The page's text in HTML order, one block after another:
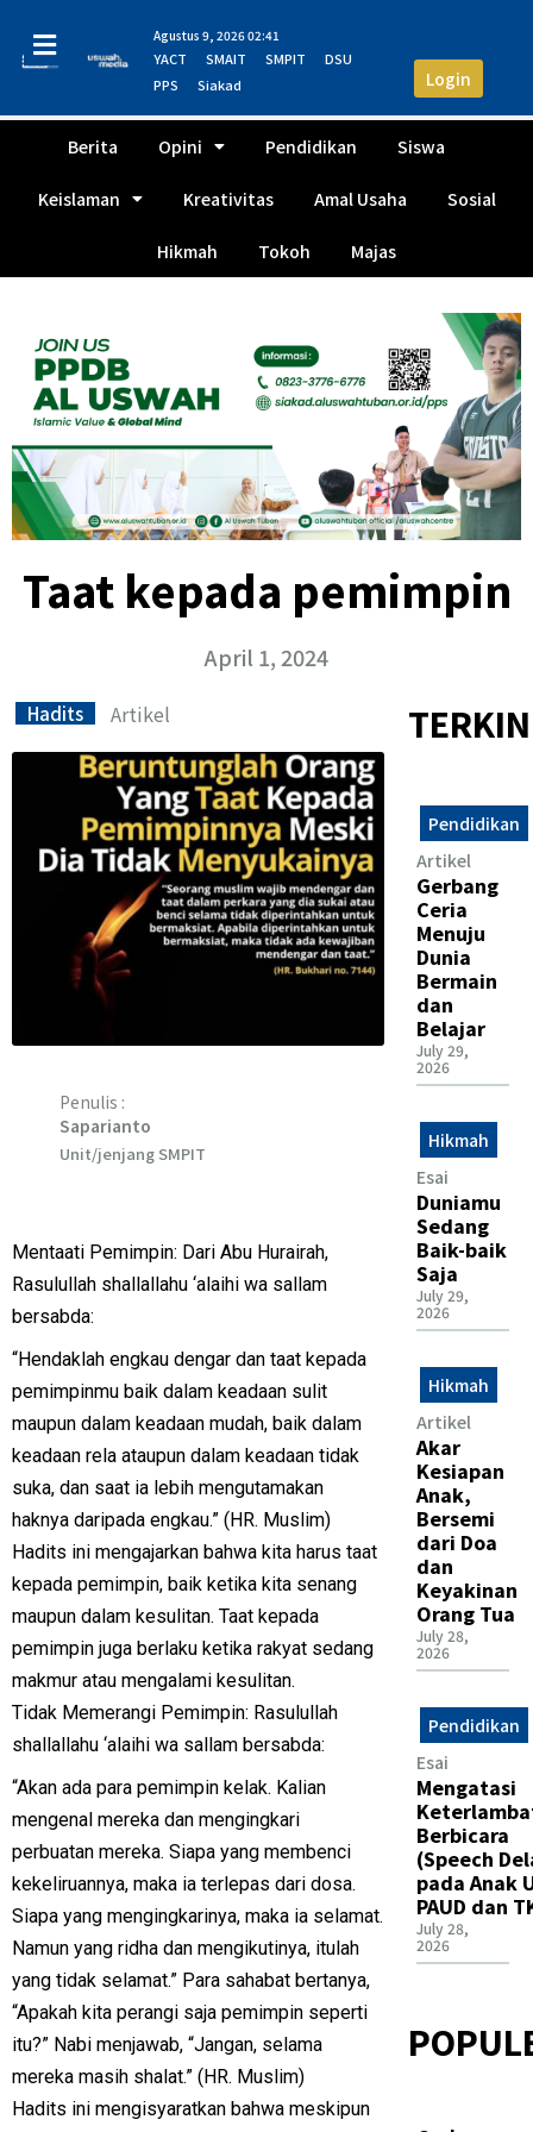
Login
Agustus 9, 2026 02:41
YACT SMAIT SMPIT
DSU
PPS
Siakad
Berita Opini Pendidikan Siswa
Keislaman Kreativitas Amal Usaha Sosial
Hikmah Tokoh Majas
Taat kepada pemimpin
April 1, 2024
Hadits Artikel
Penulis :
Saparianto
Unit/jenjang SMPIT
Mentaati Pemimpin: Dari Abu Hurairah,
Rasulullah shallallahu ‘alaihi wa sallam
bersabda:
“Hendaklah engkau dengar dan taat kepada
pemimpinmu baik dalam keadaan sulit
maupun dalam keadaan mudah, baik dalam
keadaan rela ataupun dalam keadaan tidak
suka, dan saat ia lebih mengutamakan
haknya daripada engkau.” (HR. Muslim)
Hadits ini mengajarkan bahwa kita harus taat
kepada pemimpin, baik ketika kita senang
maupun dalam kesulitan. Taat kepada
pemimpin juga berlaku ketika rakyat sedang
makmur atau mengalami kesulitan.
Tidak Memerangi Pemimpin: Rasulullah
shallallahu ‘alaihi wa sallam bersabda:
“Akan ada para pemimpin kelak. Kalian
mengenal mereka dan mengingkari
perbuatan mereka. Siapa yang membenci
kekeliruannya, maka ia terlepas dari dosa.
Siapa yang mengingkarinya, maka ia selamat.
Namun yang ridha dan mengikutinya, itulah
yang tidak selamat.” Para sahabat bertanya,
“Apakah kita perangi saja pemimpin seperti
itu?” Nabi menjawab, “Jangan, selama
mereka masih shalat.” (HR. Muslim)
Hadits ini mengisyaratkan bahwa meskipun
Pendidikan
Artikel
Gerbang
Ceria
Menuju
Dunia
Bermain
dan
Belajar
July 29,
2026
Hikmah
Esai
Duniamu
Sedang
Baik-baik
Saja
July 29,
2026
Hikmah
Artikel
Akar
Kesiapan
Anak,
Bersemi
dari Doa
dan
Keyakinan
Orang Tua
July 28,
2026
Pendidikan
Esai
Mengatasi
Berbicara
(Speech
pada Anak
PAUD dan
July 28,
2026